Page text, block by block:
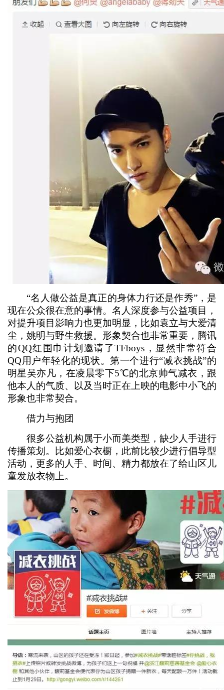
“名人做公益是真正的身体力行还是作秀”，是
现在公众很在意的事情。名人深度参与公益项目，
对提升项目影响力也更加明显，比如袁立与大爱清
尘，姚明与野生救援。形象契合也非常重要，腾讯
的QQ红围巾计划邀请了TFboys，显然非常符合
QQ用户年轻化的现状。第一个进行“减衣挑战”的
明星吴亦凡，在凌晨零下5℃的北京帅气减衣，跟
他本人的气质、以及当时正在上映的电影中小飞的
形象也非常契合。
借力与抱团
很多公益机构属于小而美类型，缺少人手进行
传播策划。比如爱心衣橱，此前比较少进行倡导型
活动，更多的人手、时间、精力都放在了给山区儿
童发放衣物上。